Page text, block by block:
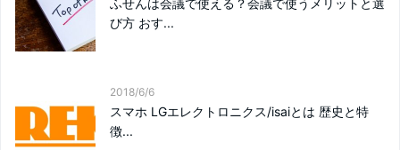
ふせんは会議で使える？会議で使うメリットと選
び方 おす...
2018/6/6
スマホ LGエレクトロニクス/isaiとは 歴史と特
徴...